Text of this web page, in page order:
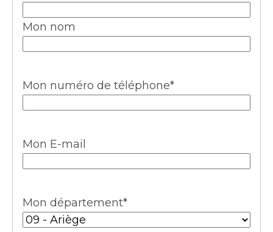
Mon nom
Mon numéro de téléphone*
Mon E-mail
Mon département*